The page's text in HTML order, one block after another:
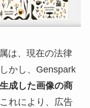
は、現在の法律
かし、Genspark
成した画像の商
れにより、広告